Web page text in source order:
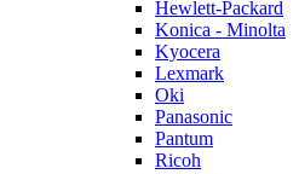
Hewlett-Packard
Konica - Minolta
Kyocera
Lexmark
Oki
Panasonic
Pantum
Ricoh